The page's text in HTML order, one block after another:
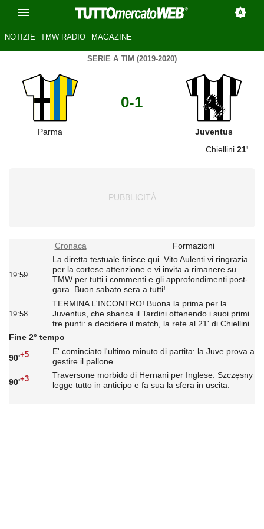
NOTIZIE TMW RADIO MAGAZINE
SERIE A TIM (2019-2020)
Parma
0-1
Juventus
Chiellini 21'
Cronaca Formazioni
19:59
La diretta testuale finisce qui. Vito Aulenti vi ringrazia
per la cortese attenzione e vi invita a rimanere su
TMW per tutti i commenti e gli approfondimenti post-
gara. Buon sabato sera a tutti!
19:58
TERMINA L'INCONTRO! Buona la prima per la
Juventus, che sbanca il Tardini ottenendo i suoi primi
tre punti: a decidere il match, la rete al 21' di Chiellini.
Fine 2° tempo
90'+5
E' cominciato l'ultimo minuto di partita: la Juve prova a
gestire il pallone.
90'+3
Traversone morbido di Hernani per Inglese: Szczęsny
legge tutto in anticipo e fa sua la sfera in uscita.